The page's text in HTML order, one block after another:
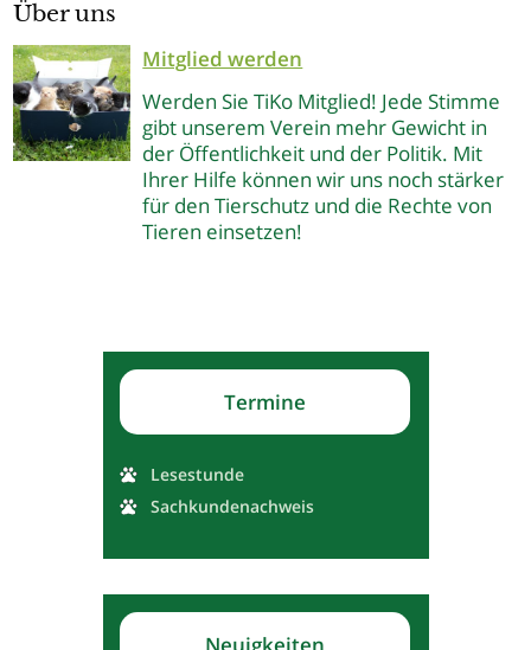
Über uns
Mitglied werden
Werden Sie TiKo Mitglied! Jede Stimme
gibt unserem Verein mehr Gewicht in
der Öffentlichkeit und der Politik. Mit
Ihrer Hilfe können wir uns noch stärker
für den Tierschutz und die Rechte von
Tieren einsetzen!
Termine
Lesestunde
Sachkundenachweis